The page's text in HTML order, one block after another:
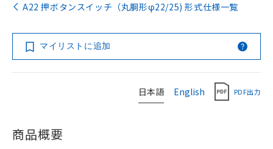
A22 押ボタンスイッチ（丸胴形φ22/25) 形式仕様一覧
マイリストに追加
日本語 English PDF出力
商品概要